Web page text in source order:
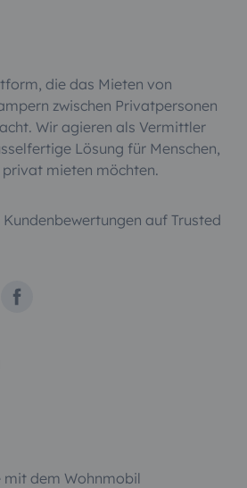
die das Mieten von
zwischen Privatpersonen
Wir agieren als Vermittler
Lösung für Menschen,
mieten möchten.
auf Trusted
Facebook
mit dem Wohnmobil